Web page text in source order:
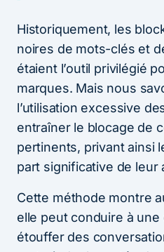
Historiquement, les
noires de mots-clés et
étaient l’outil privilégié
marques. Mais nous
l’utilisation excessive
entraîner le blocage de
pertinents, privant ainsi
part significative de leur
Cette méthode montre
elle peut conduire à
étouffer des